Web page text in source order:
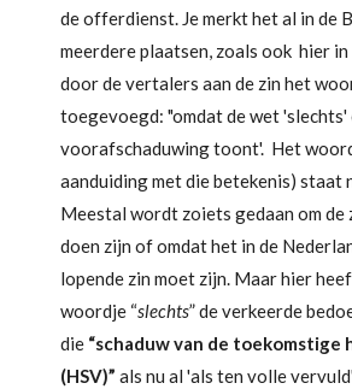
de offerdienst. Je merkt het al in de
meerdere plaatsen, zoals ook hier
door de vertalers aan de zin het
toegevoegd: "omdat de wet 'slechts'
voorafschaduwing toont'. Het
aanduiding met die betekenis) staat
Meestal wordt zoiets gedaan om
doen zijn of omdat het in de
lopende zin moet zijn. Maar hier
woordje “slechts” de verkeerde
die “schaduw van de toekomstige
(HSV)” als nu al 'als ten volle